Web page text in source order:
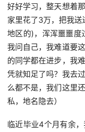
好好学习，整天想着
家里花了3万，把我
地区的)，浑浑噩噩度
我问自己，我难道要
的同学都在进步，我
凭就知足了吗？我去
么都不是，我们这里
私，地名隐去）
临近毕业4个月有余